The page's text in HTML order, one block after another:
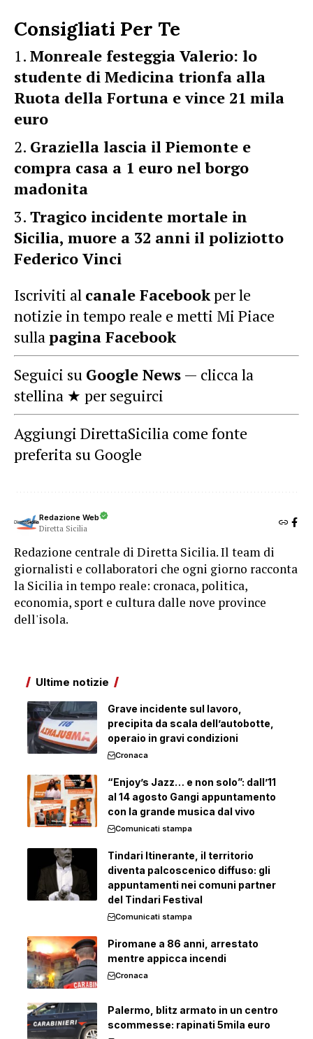
Consigliati Per Te
​Monreale festeggia Valerio: lo
studente di Medicina trionfa alla
Ruota della Fortuna e vince 21 mila
euro
Graziella lascia il Piemonte e
compra casa a 1 euro nel borgo
madonita
Tragico incidente mortale in
Sicilia, muore a 32 anni il poliziotto
Federico Vinci
Iscriviti al canale Facebookper le
notizie in tempo reale e metti Mi Piace
sullapagina Facebook
Seguici su Google News — clicca la
stellina ★ per seguirci
Aggiungi DirettaSicilia come fonte
preferita su Google
Redazione Web
Diretta Sicilia
Redazione centrale di Diretta Sicilia. Il team di
giornalisti e collaboratori che ogni giorno racconta
la Sicilia in tempo reale: cronaca, politica,
economia, sport e cultura dalle nove province
dell'isola.
Ultime notizie
Grave incidente sul lavoro,
precipita da scala dell’autobotte,
operaio in gravi condizioni
Cronaca
“Enjoy’s Jazz… e non solo”: dall’11
al 14 agosto Gangi appuntamento
con la grande musica dal vivo
Comunicati stampa
Tindari Itinerante, il territorio
diventa palcoscenico diffuso: gli
appuntamenti nei comuni partner
del Tindari Festival
Comunicati stampa
Piromane a 86 anni, arrestato
mentre appicca incendi
Cronaca
Palermo, blitz armato in un centro
scommesse: rapinati 5mila euro